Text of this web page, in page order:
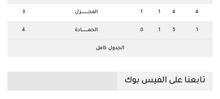
3 المجــــــــــــــزل 1 1 4 4
4 الحمـــــــــــــادة 0 1 5 1
الجدول كامل
تابعنا على الفيس بوك